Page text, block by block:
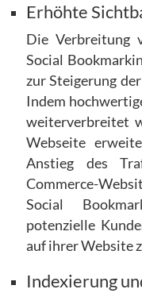
Erhöhte
Die Verbreitung
Social
zur Steigerung
Indem
weiterverbreitet
Webseite
Anstieg des
Commerce-
Social
potenzielle
auf ihrer Website
Indexierung